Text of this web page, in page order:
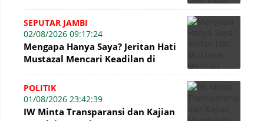
Hukum
SEPUTAR JAMBI
02/08/2026 09:17:24
Mengapa Hanya Saya? Jeritan Hati
Mustazal Mencari Keadilan di
Jambi
POLITIK
01/08/2026 23:42:39
IW Minta Transparansi dan Kajian